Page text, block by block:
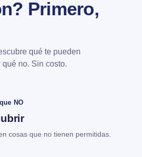
Primero,
qué te pueden
no. Sin costo.
NO
cosas que no tienen permitidas.